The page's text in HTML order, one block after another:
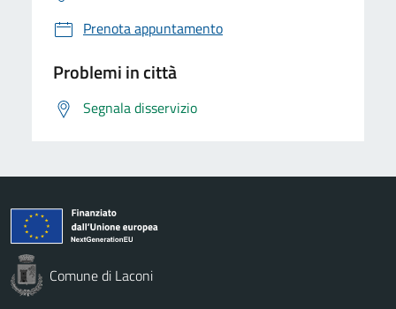
Prenota appuntamento
Problemi in città
Segnala disservizio
Comune di Laconi